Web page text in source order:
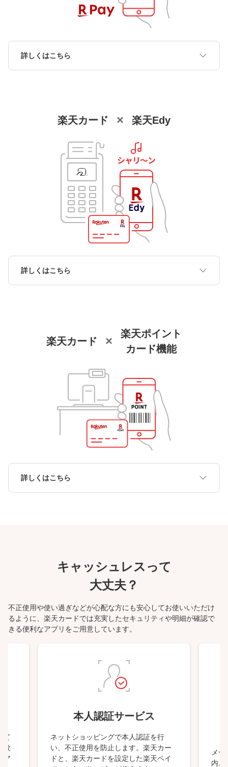
詳しくはこちら
楽天カード × 楽天Edy
詳しくはこちら
楽天カード ×
楽天ポイント
カード機能
詳しくはこちら
キャッシュレスって
大丈夫？
不正使用や使い過ぎなどが心配な方にも安心してお使いいただけ
るように、楽天カードでは充実したセキュリティや明細が確認で
きる便利なアプリをご用意しています。
て
紋
ア
本人認証サービス
ネットショッピングで本人認証を行
い、不正使用を防止します。楽天カー
ドと、楽天カードを設定した楽天ペイ
メー
内。